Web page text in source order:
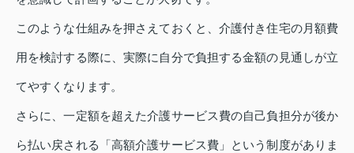
このような仕組みを押さえておくと、介護付き住宅の月額費
用を検討する際に、実際に自分で負担する金額の見通しが立
てやすくなります。
さらに、一定額を超えた介護サービス費の自己負担分が後か
ら払い戻される「高額介護サービス費」という制度がありま